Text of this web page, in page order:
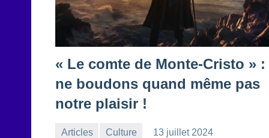
« Le comte de Monte-Cristo » :
ne boudons quand même pas
notre plaisir !
Articles Culture
13 juillet 2024